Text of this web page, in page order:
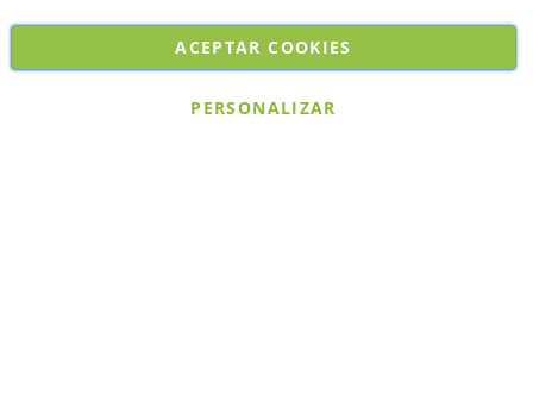
Copyright © 2026. All rights reserved. Powered byBobaly Partners.
ACEPTAR COOKIES
PERSONALIZAR